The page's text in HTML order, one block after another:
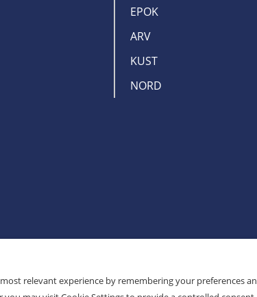
EPOK
ARV
KUST
NORD
relevant experience by remembering your preferences